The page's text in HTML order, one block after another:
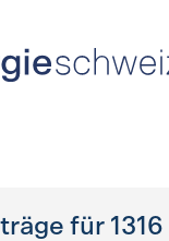
für 1316